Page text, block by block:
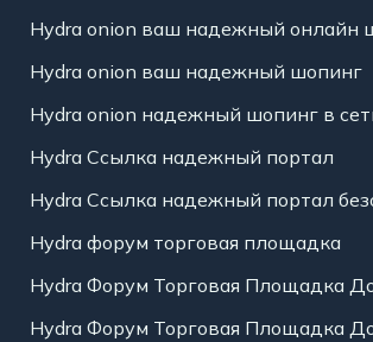
Hydra onion ваш надежный онлайн
Hydra onion ваш надежный шопинг
Hydra onion надежный шопинг в
Hydra Ссылка надежный портал
Hydra Ссылка надежный портал
Hydra форум торговая площадка
Hydra Форум Торговая Площадка
Hydra Форум Торговая Площадка